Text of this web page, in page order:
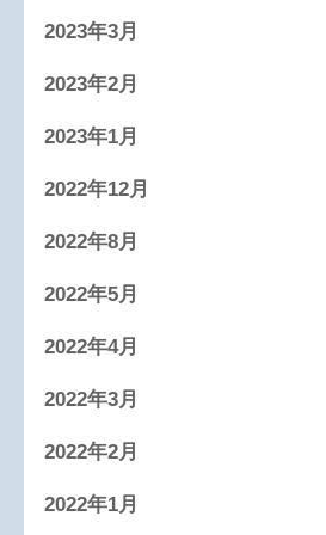
2023年3月
2023年2月
2023年1月
2022年12月
2022年8月
2022年5月
2022年4月
2022年3月
2022年2月
2022年1月